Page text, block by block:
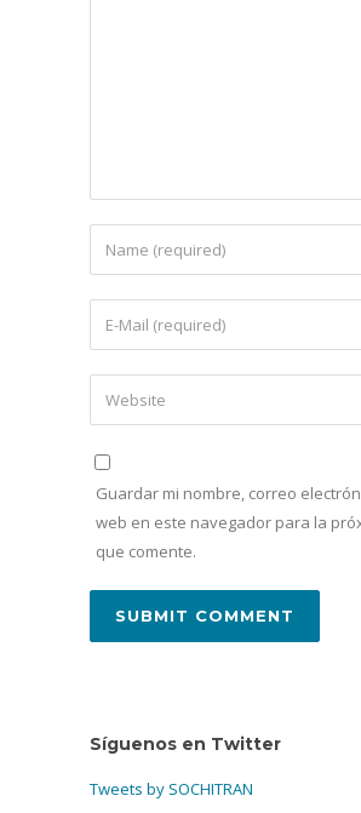
Guardar mi nombre, correo
web en este navegador para la
que comente.
Síguenos en Twitter
Tweets by SOCHITRAN